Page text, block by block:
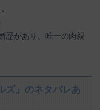
歴があり、唯一の肉親
ズ』のネタバレあ